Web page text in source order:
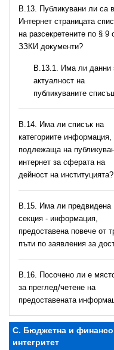
В.13. Публикувани ли са в
Интернет страницата
на разсекретените по § 9
ЗЗКИ документи?
В.13.1. Има ли данни
актуалност на
публикуваните
В.14. Има ли списък на
категориите информация,
подлежаща на
интернет за сферата на
дейност на институцията?
В.15. Има ли предвидена
секция - информация,
предоставена повече от
пъти по заявления за
В.16. Посочено ли е
за преглед/четене на
предоставената
C. Бюджетна и
интегритет